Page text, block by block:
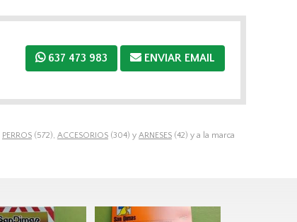
PERROS (572), ACCESORIOS (304) y ARNESES (42) y a la marca
637 473 983 ENVIAR EMAIL